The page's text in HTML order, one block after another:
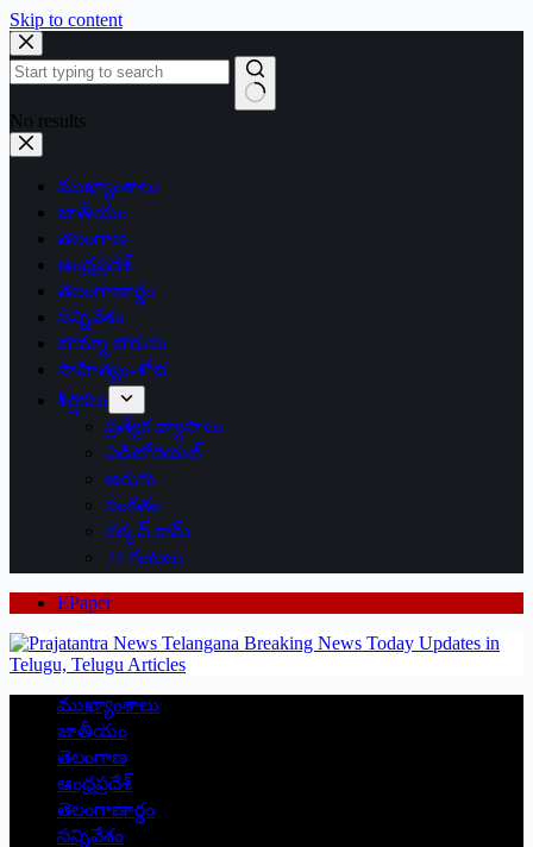
Skip to content
No results
ముఖ్యాంశాలు
జాతీయం
తెలంగాణ
ఆంధ్రప్రదేశ్
తెలంగాణార్థం
సన్నివేశం
బొమ్మా బొరుసు
సాహిత్యం-శోభ
శీర్షికలు
ప్రత్యేక వ్యాసాలు
ఎడిటోరియల్
అరుగు
సంకేతం
దక్కన్.కామ్
24 గంటలు
EPaper
ముఖ్యాంశాలు
జాతీయం
తెలంగాణ
ఆంధ్రప్రదేశ్
తెలంగాణార్థం
సన్నివేశం